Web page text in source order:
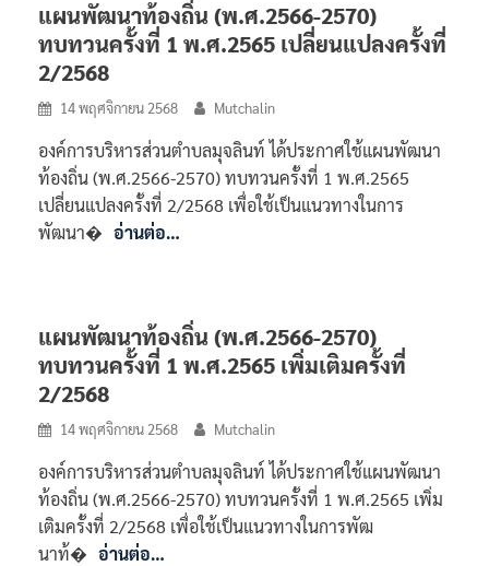
แผนพัฒนาท้องถิ่น (พ.ศ.2566-2570)
ทบทวนครั้งที่ 1 พ.ศ.2565 เปลี่ยนแปลงครั้งที่
2/2568
14 พฤศจิกายน 2568 Mutchalin
องค์การบริหารส่วนตำบลมุจลินท์ ได้ประกาศใช้แผนพัฒนา
ท้องถิ่น (พ.ศ.2566-2570) ทบทวนครั้งที่ 1 พ.ศ.2565
เปลี่ยนแปลงครั้งที่ 2/2568 เพื่อใช้เป็นแนวทางในการ
พัฒนา� อ่านต่อ…
แผนพัฒนาท้องถิ่น (พ.ศ.2566-2570)
ทบทวนครั้งที่ 1 พ.ศ.2565 เพิ่มเติมครั้งที่
2/2568
14 พฤศจิกายน 2568 Mutchalin
องค์การบริหารส่วนตำบลมุจลินท์ ได้ประกาศใช้แผนพัฒนา
ท้องถิ่น (พ.ศ.2566-2570) ทบทวนครั้งที่ 1 พ.ศ.2565 เพิ่ม
เติมครั้งที่ 2/2568 เพื่อใช้เป็นแนวทางในการพัฒ
นาท้� อ่านต่อ…